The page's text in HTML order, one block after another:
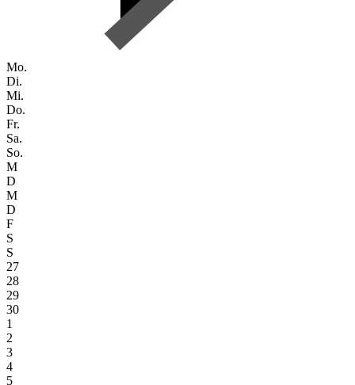
Mo.
Di.
Mi.
Do.
Fr.
Sa.
So.
M
D
M
D
F
S
S
27
28
29
30
1
2
3
4
5